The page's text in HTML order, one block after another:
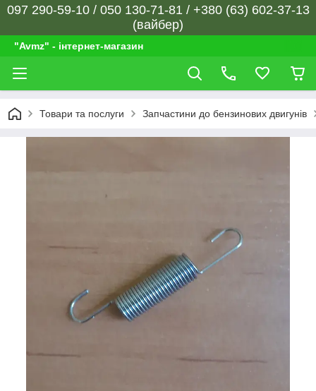
097 290-59-10 / 050 130-71-81 / +380 (63) 602-37-13
(вайбер)
"Avmz" - інтернет-магазин
Товари та послуги Запчастини до бензинових двигунів